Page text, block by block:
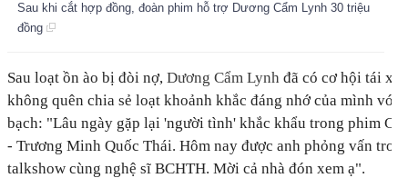
Sau khi cắt hợp đồng, đoàn phim hỗ trợ Dương Cẩm Lynh 30 triệu
đồng
Sau loạt ồn ào bị đòi nợ, Dương Cẩm Lynh đã có cơ hội tái
không quên chia sẻ loạt khoảnh khắc đáng nhớ của mình với
bạch: "Lâu ngày gặp lại 'người tình' khắc khẩu trong phim
- Trương Minh Quốc Thái. Hôm nay được anh phỏng vấn
talkshow cùng nghệ sĩ BCHTH. Mời cả nhà đón xem ạ".